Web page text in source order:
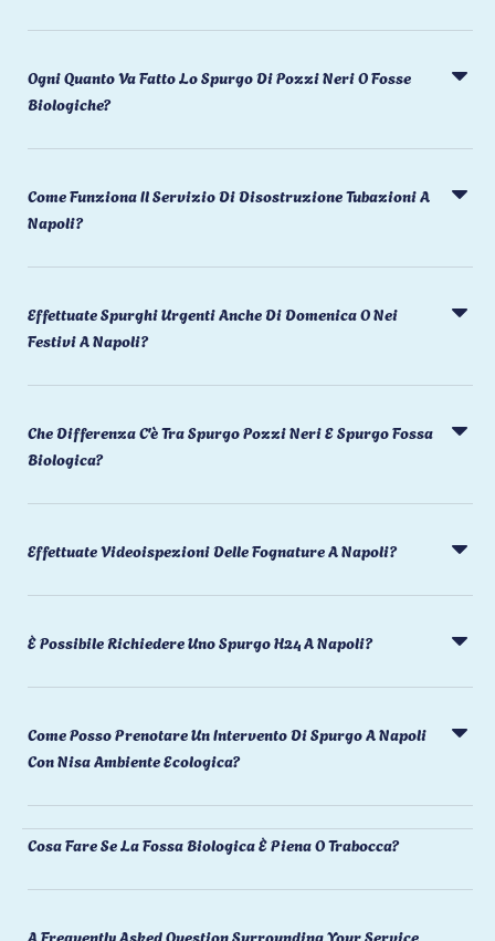
Ogni Quanto Va Fatto Lo Spurgo Di Pozzi Neri O Fosse
Biologiche?
Come Funziona Il Servizio Di Disostruzione Tubazioni A
Napoli?
Effettuate Spurghi Urgenti Anche Di Domenica O Nei
Festivi A Napoli?
Che Differenza C'è Tra Spurgo Pozzi Neri E Spurgo Fossa
Biologica?
Effettuate Videoispezioni Delle Fognature A Napoli?
È Possibile Richiedere Uno Spurgo H24 A Napoli?
Come Posso Prenotare Un Intervento Di Spurgo A Napoli
Con Nisa Ambiente Ecologica?
Cosa Fare Se La Fossa Biologica È Piena O Trabocca?
A Frequently Asked Question Surrounding Your Service